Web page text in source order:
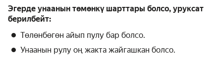
Эгерде унаанын төмөнкү шарттары болсо, уруксат
берилбейт:
Төлөнбөгөн айып пулу бар болсо.
Унаанын рулу оң жакта жайгашкан болсо.